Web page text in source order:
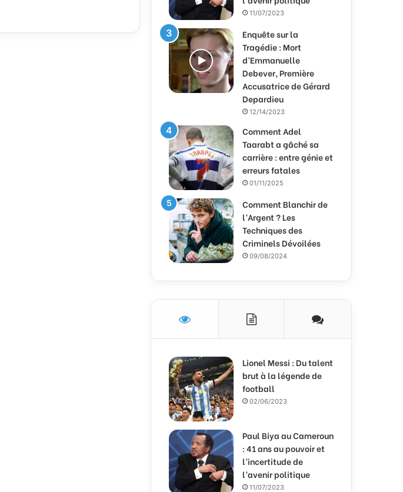
11/07/2023
Enquête sur la
Tragédie : Mort
d’Emmanuelle
Debever, Première
Accusatrice de Gérard
Depardieu
12/14/2023
Comment Adel
Taarabt a gâché sa
carrière : entre génie et
erreurs fatales
01/11/2025
Comment Blanchir de
l’Argent ? Les
Techniques des
Criminels Dévoilées
09/08/2024
Lionel Messi : Du talent
brut à la légende de
football
02/06/2023
Paul Biya au Cameroun
: 41 ans au pouvoir et
l’incertitude de
l’avenir politique
11/07/2023